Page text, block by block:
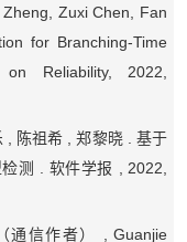
Zuxi Chen, Fan
for Branching-Time
Reliability, 2022,
陈祖希 ,郑黎晓.基于
测
软件学报
, 2022,
（通信作者）
, Guanjie